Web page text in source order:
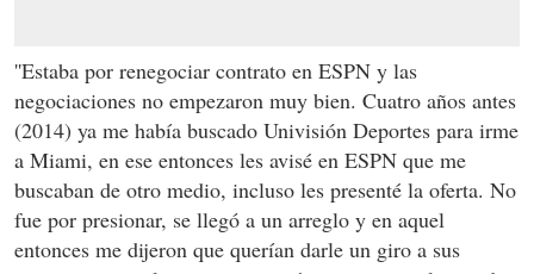
''Estaba por renegociar contrato en ESPN y las
negociaciones no empezaron muy bien. Cuatro años antes
(2014) ya me había buscado Univisión Deportes para irme
a Miami, en ese entonces les avisé en ESPN que me
buscaban de otro medio, incluso les presenté la oferta. No
fue por presionar, se llegó a un arreglo y en aquel
entonces me dijeron que querían darle un giro a sus